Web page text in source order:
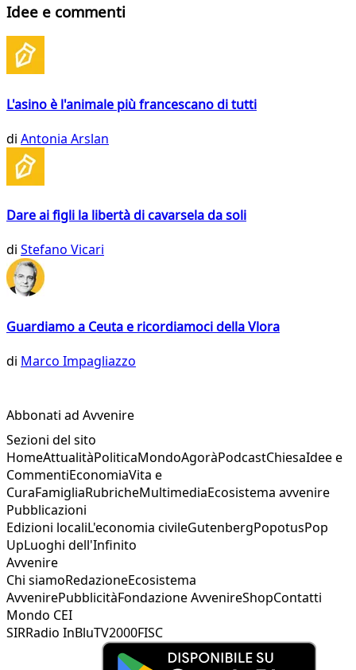
Idee e commenti
L'asino è l'animale più francescano di tutti
di Antonia Arslan
Dare ai figli la libertà di cavarsela da soli
di Stefano Vicari
Guardiamo a Ceuta e ricordiamoci della Vlora
di Marco Impagliazzo
Abbonati ad Avvenire
Sezioni del sito
HomeAttualitàPoliticaMondoAgoràPodcastChiesaIdee e
CommentiEconomiaVita e
CuraFamigliaRubricheMultimediaEcosistema avvenire
Pubblicazioni
Edizioni localiL'economia civileGutenbergPopotusPop
UpLuoghi dell'Infinito
Avvenire
Chi siamoRedazioneEcosistema
AvvenirePubblicitàFondazione AvvenireShopContatti
Mondo CEI
SIRRadio InBluTV2000FISC